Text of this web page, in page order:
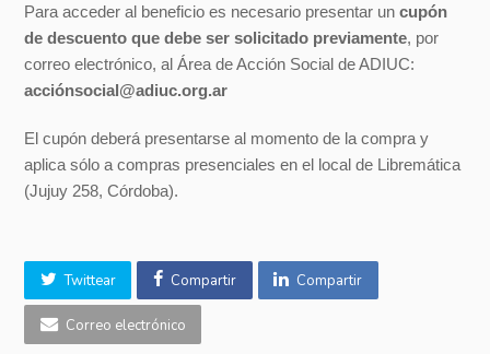
Para acceder al beneficio es necesario presentar uncupón
de descuento que debe ser solicitado previamente, por
correo electrónico, al Área de Acción Social de ADIUC:
acciónsocial@adiuc.org.ar
El cupón deberá presentarse al momento de la compra y
aplica sólo a compras presenciales en el local de Libremática
(Jujuy 258, Córdoba).
Twittear Compartir Compartir
Correo electrónico